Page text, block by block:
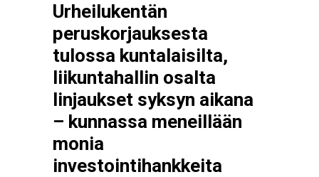
Urheilukentän
peruskorjauksesta
tulossa kuntalaisilta,
liikuntahallin osalta
linjaukset syksyn aikana
– kunnassa meneillään
monia
investointihankkeita